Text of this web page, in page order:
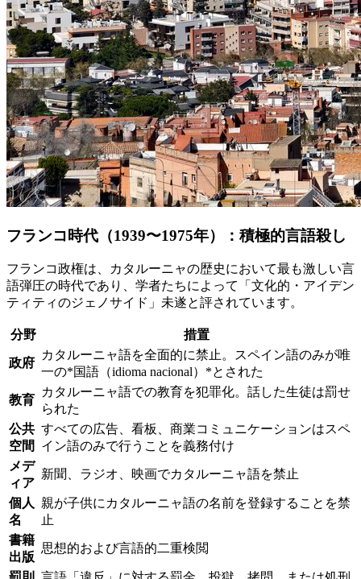
フランコ時代（1939〜1975年）：積極的言語殺し
フランコ政権は、カタルーニャの歴史において最も激しい言
語弾圧の時代であり、学者たちによって「文化的・アイデン
ティティのジェノサイド」未遂と評されています。
分野 措置
政府
カタルーニャ語を全面的に禁止。スペイン語のみが唯
一の*国語（idioma nacional）*とされた
教育
カタルーニャ語での教育を犯罪化。話した生徒は罰せ
られた
公共
空間
すべての広告、看板、商業コミュニケーションはスペ
イン語のみで行うことを義務付け
メデ
ィア
新聞、ラジオ、映画でカタルーニャ語を禁止
個人
名
親が子供にカタルーニャ語の名前を登録することを禁
止
書籍
出版
思想的および言語的二重検閲